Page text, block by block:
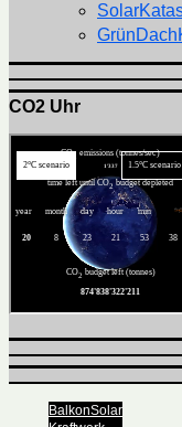
CO2 Uhr
BalkonSolar